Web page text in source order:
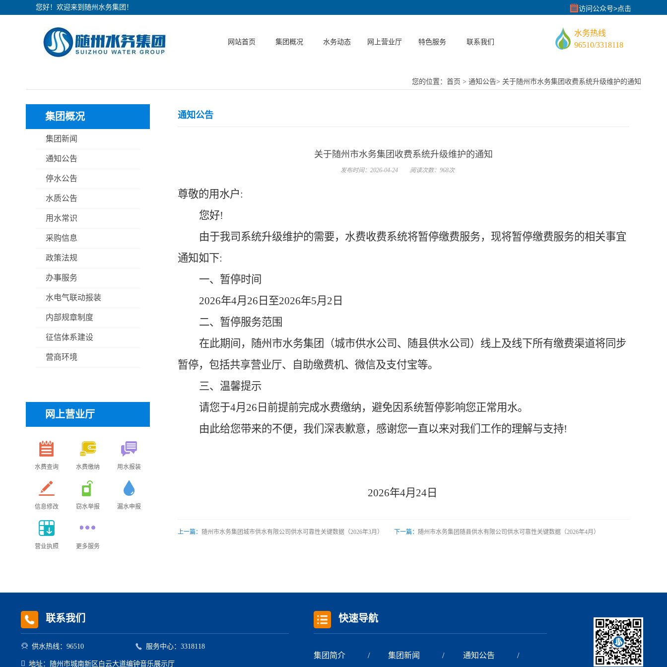
您好！欢迎来到随州水务集团！ 访问公众号>点击
水务热线
96510/3318118
网站首页 集团概况 水务动态
用水常识
采购信息
水电气联动报
网上营业厅
服务点查询
供水管网报修
用水查询
特色服务
一站式代建服
联系我们
您的位置： 首页 > 通知公告> 关于随州市水务集团收费系统升级维护的通知
集团概况
集团新闻
通知公告
停水公告
水质公告
用水常识
采购信息
政策法规
办事服务
水电气联动报装
内部规章制度
征信体系建设
营商环境
网上营业厅
水费查询 水费缴纳 用水报装
信息修改 窃水举报 漏水申报
营业执照 更多服务
通知公告
关于随州市水务集团收费系统升级维护的通知
发布时间：2026-04-24 阅读次数：968次
尊敬的用水户:
您好!
由于我司系统升级维护的需要，水费收费系统将暂停缴费服务，现将暂停缴费服务的相关事宜
通知如下:
一、暂停时间
2026年4月 26 日至2026年5月 2 日
二、暂停服务范围
在此期间，
随州市水务集团（城市供水公司、随县供水公司） 线上及线下所有缴费渠道将同步
暂停，包括共享营业厅、自助缴费机、微信及支付宝等。
三、温馨提示
请您于4月 26 日前提前完成水费缴纳，避免因系统暂停影响您正常用水。
由此给您带来的不便，我们深表歉意，感谢您一直以来对我们工作的理解与支持!
2026年4月 24 日
上一篇： 随州市水务集团城市供水有限公司供水可靠性关键数据（2026年3月） 下一篇： 随州市水务集团随县供水有限公司供水可靠性关键数据（2026年4月）
联系我们
 供水热线：96510  服务中心：3318118
 地址：随州市城南新区白云大道编钟音乐展示厅
快速导航
集团简介 集团新闻 通知公告